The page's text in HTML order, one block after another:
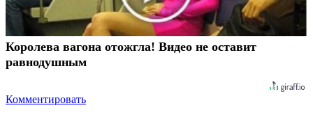
Королева вагона отожгла! Видео не оставит
равнодушным
Комментировать